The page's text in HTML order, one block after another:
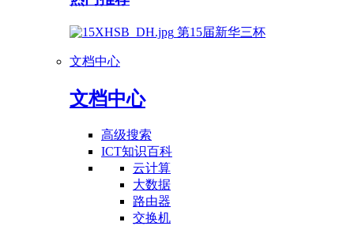
第15届新华三杯
文档中心
文档中心
高级搜索
ICT知识百科
云计算
大数据
路由器
交换机